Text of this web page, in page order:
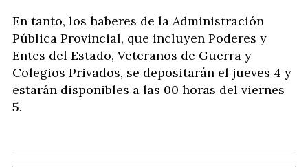
En tanto, los haberes de la Administración
Pública Provincial, que incluyen Poderes y
Entes del Estado, Veteranos de Guerra y
Colegios Privados, se depositarán el jueves 4 y
estarán disponibles a las 00 horas del viernes
5.